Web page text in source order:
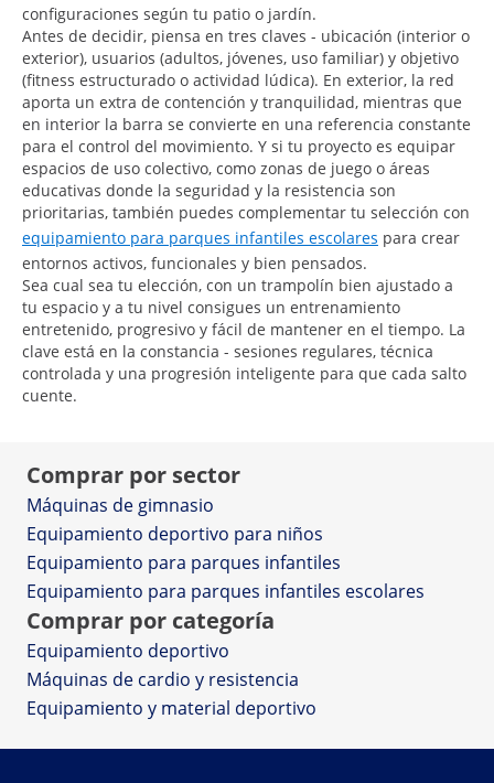
configuraciones según tu patio o jardín.
Antes de decidir, piensa en tres claves - ubicación (interior o
exterior), usuarios (adultos, jóvenes, uso familiar) y objetivo
(fitness estructurado o actividad lúdica). En exterior, la red
aporta un extra de contención y tranquilidad, mientras que
en interior la barra se convierte en una referencia constante
para el control del movimiento. Y si tu proyecto es equipar
espacios de uso colectivo, como zonas de juego o áreas
educativas donde la seguridad y la resistencia son
prioritarias, también puedes complementar tu selección con
equipamiento para parques infantiles escolares para crear
entornos activos, funcionales y bien pensados.
Sea cual sea tu elección, con un trampolín bien ajustado a
tu espacio y a tu nivel consigues un entrenamiento
entretenido, progresivo y fácil de mantener en el tiempo. La
clave está en la constancia - sesiones regulares, técnica
controlada y una progresión inteligente para que cada salto
cuente.
Comprar por sector
Máquinas de gimnasio
Equipamiento deportivo para niños
Equipamiento para parques infantiles
Equipamiento para parques infantiles escolares
Comprar por categoría
Equipamiento deportivo
Máquinas de cardio y resistencia
Equipamiento y material deportivo